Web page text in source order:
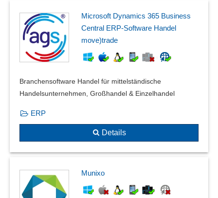
Microsoft Dynamics 365 Business
Central ERP-Software Handel
move)trade
Branchensoftware Handel für mittelständische
Handelsunternehmen, Großhandel & Einzelhandel
ERP
Details
Munixo